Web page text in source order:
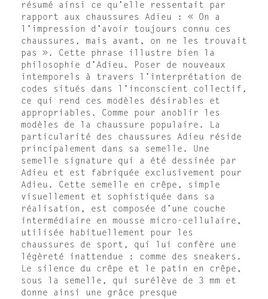
résumé ainsi ce qu’elle ressentait par
rapport aux chaussures Adieu : « On a
l’impression d’avoir toujours connu ces
chaussures, mais avant, on ne les trouvait
pas ». Cette phrase illustre bien la
philosophie d’Adieu. Poser de nouveaux
intemporels à travers l’interprétation de
codes situés dans l’inconscient collectif,
ce qui rend ces modèles désirables et
appropriables. Comme pour anoblir les
modèles de la chaussure populaire. La
particularité des chaussures Adieu réside
principalement dans sa semelle. Une
semelle signature qui a été dessinée par
Adieu et est fabriquée exclusivement pour
Adieu. Cette semelle en crêpe, simple
visuellement et sophistiquée dans sa
réalisation, est composée d’une couche
intermédiaire en mousse micro-cellulaire,
utilisée habituellement pour les
chaussures de sport, qui lui confère une
légèreté inattendue : comme des sneakers.
Le silence du crêpe et le patin en crêpe,
sous la semelle, qui surélève de 3 mm et
donne ainsi une grâce presque